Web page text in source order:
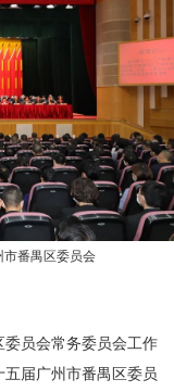
市番禺区委员会
员会常务委员会工作
届广州市番禺区委员